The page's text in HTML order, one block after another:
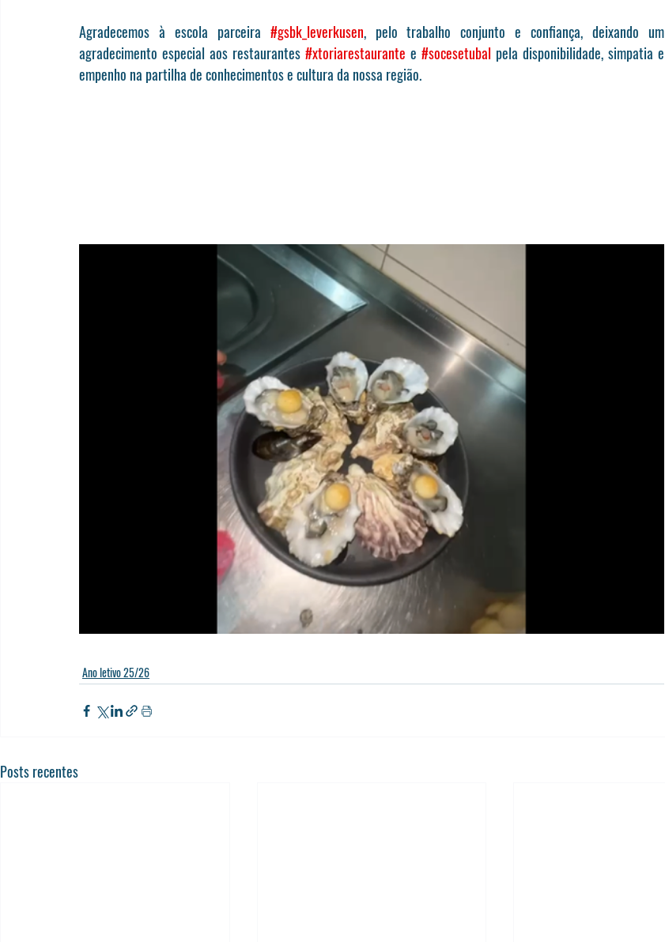
Agradecemos à escola parceira #gsbk_leverkusen, pelo trabalho conjunto e confiança, deixando um
agradecimento especial aos restaurantes #xtoriarestaurante e #socesetubal pela disponibilidade, simpatia e
empenho na partilha de conhecimentos e cultura da nossa região.
Ano letivo 25/26
Posts recentes